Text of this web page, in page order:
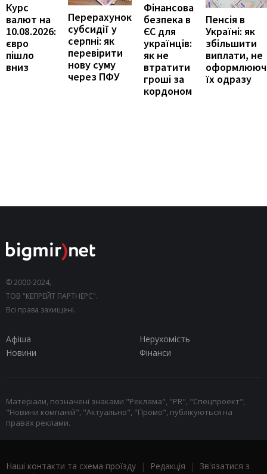
Курс
валют на
10.08.2026:
євро
пішло
вниз
Перерахунок
субсидії у
серпні: як
перевірити
нову суму
через ПФУ
Фінансова
безпека в
ЄС для
українців:
як не
втратити
гроші за
кордоном
Пенсія в
Україні: як
збільшити
виплати, не
їх одразу
© 2000-2024,
ТОВ "КЕПРЕЙТ ПАРТНЕРС".
Всі права захищені.
Афіша
Нерухомість
Новини
Фінанси
Матеріали, позначені знаками "Реклама", "PR", "Спецпроект",
"Новини компаній", "Актуально", "Промо", публікуються на
правах реклами.
Наші контакти та схема проїзду | Редакція | Зв'язатися з